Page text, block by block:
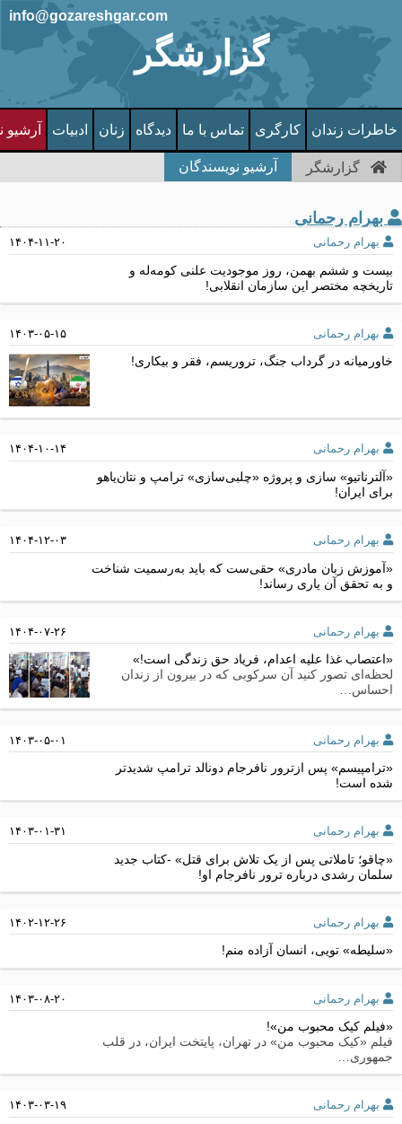
گزارشگر
info@gozareshgar.com
خاطرات زندان کارگری تماس با ما دیدگاه زنان ادبیات آرشیو
گزارشگر آرشیو نویسندگان
بهرام رحمانی
بهرام رحمانی ۱۴۰۴-۱۱-۲۰
بیست و ششم بهمن، روز موجودیت علنی کومه‌له و
تاریخچه مختصر این سازمان انقلابی!
بهرام رحمانی ۱۴۰۳-۰۵-۱۵
خاورمیانه در گرداب جنگ، تروریسم، فقر و بیکاری!
بهرام رحمانی ۱۴۰۴-۱۰-۱۴
«آلترناتیو» سازی و پروژه «چلبی‌سازی» ترامپ و نتان‌یاهو
برای ایران!
بهرام رحمانی ۱۴۰۴-۱۲-۰۳
«آموزش زبان مادری» حقی‌ست که باید به‌رسمیت شناخت
و به تحقق آن یاری رساند!
بهرام رحمانی ۱۴۰۴-۰۷-۲۶
«اعتصاب غذا علیه اعدام، فریاد حق زندگی است!»
لحظه‌ای تصور کنید آن سرکوبی که در بیرون از زندان
احساس…
بهرام رحمانی ۱۴۰۳-۰۵-۰۱
«ترامپیسم» پس ازترور نافرجام دونالد ترامپ شدیدتر
شده است!
بهرام رحمانی ۱۴۰۳-۰۱-۳۱
«چاقو؛ تاملاتی پس از یک تلاش برای قتل» -کتاب جدید
سلمان رشدی درباره ترور نافرجام او!
بهرام رحمانی ۱۴۰۲-۱۲-۲۶
«سلیطه» تویی، انسان آزاده‌ منم!
بهرام رحمانی ۱۴۰۳-۰۸-۲۰
«فیلم کیک محبوب من»!
فیلم «کیک محبوب من» در تهران، پایتخت ایران، در قلب
جمهوری…
بهرام رحمانی ۱۴۰۳-۰۳-۱۹